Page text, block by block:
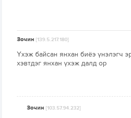
Зочин[139.5.217.180]
Үхэж байсан янхан биёэ үнэлэгч
хэвтдэг янхан үхэж далд ор
Зочин[103.57.94.232]